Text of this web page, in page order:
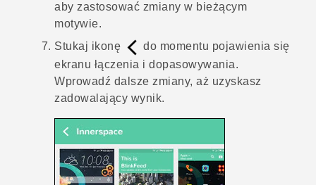
aby zastosować zmiany w bieżącym
motywie.
Stukaj ikonę
do momentu pojawienia się
ekranu łączenia i dopasowywania.
Wprowadź dalsze zmiany, aż uzyskasz
zadowalający wynik.